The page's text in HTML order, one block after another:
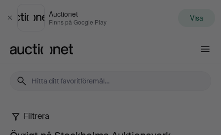
Stäng
Auctionet
Finns på Google Play Visa
Övrigt
Filtrera